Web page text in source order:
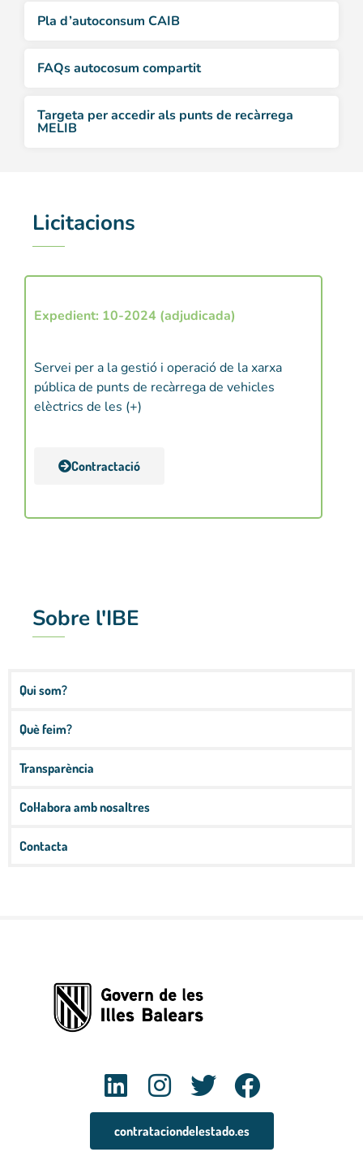
Pla d’autoconsum CAIB
FAQs autocosum compartit
Targeta per accedir als punts de recàrrega
MELIB
Licitacions
Expedient: 10-2024 (adjudicada)
Servei per a la gestió i operació de la xarxa
pública de punts de recàrrega de vehicles
elèctrics de les (+)
Contractació
Sobre l'IBE
Qui som?
Què feim?
Transparència
Col·labora amb nosaltres
Contacta
contrataciondelestado.es